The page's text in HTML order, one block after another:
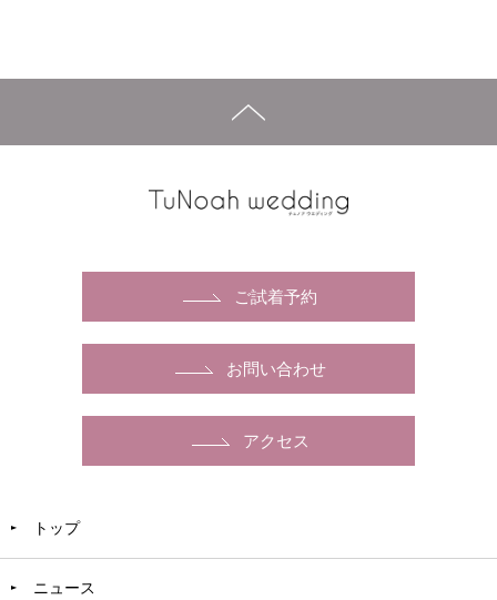
ご試着予約
お問い合わせ
アクセス
トップ
ニュース